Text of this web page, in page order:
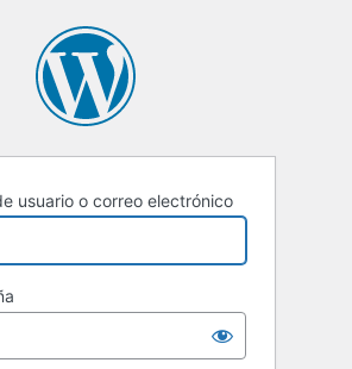
usuario o correo electrónico